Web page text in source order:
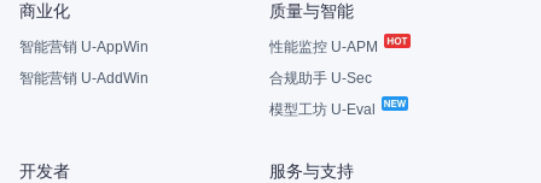
商业化
智能营销 U-AppWin
智能营销 U-AddWin
质量与智能
性能监控 U-APM
合规助手 U-Sec
模型工坊 U-Eval
开发者 服务与支持